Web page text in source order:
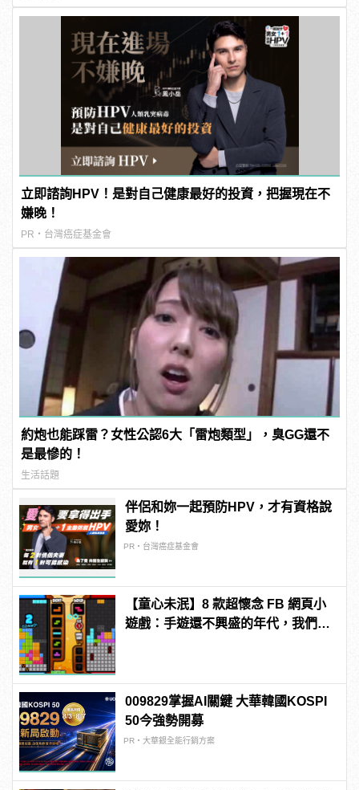
立即諮詢HPV！是對自己健康最好的投資，把握現在不
嫌晚！
PR・台灣癌症基金會
約炮也能踩雷？女性公認6大「雷炮類型」，臭GG還不
是最慘的！
生活話題
伴侶和妳一起預防HPV，才有資格說
愛妳！
PR・台灣癌症基金會
【童心未泯】8 款超懷念 FB 網頁小
遊戲：手遊還不興盛的年代，我們都
009829掌握AI關鍵 大華韓國KOSPI
50今強勢開募
PR・大華銀全能行銷方案